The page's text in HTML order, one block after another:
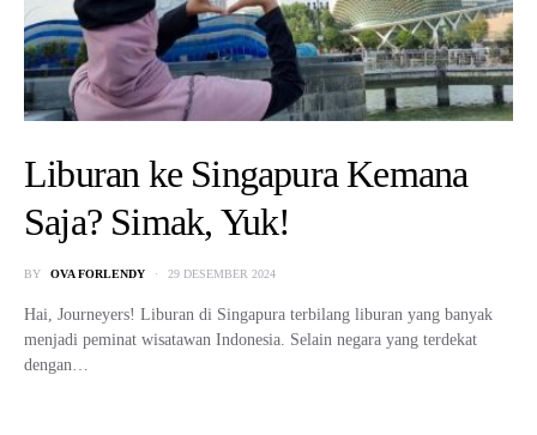
Liburan ke Singapura Kemana
Saja? Simak, Yuk!
BY OVA FORLENDY 29 DESEMBER 2024
Hai, Journeyers! Liburan di Singapura terbilang liburan yang banyak
menjadi peminat wisatawan Indonesia. Selain negara yang terdekat
dengan…